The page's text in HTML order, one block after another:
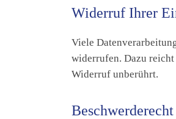
Widerruf Ihrer
Viele
widerrufen. Dazu
Widerruf unberührt.